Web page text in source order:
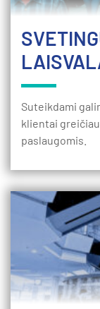
Suteikdami
klientai
paslaugomis.